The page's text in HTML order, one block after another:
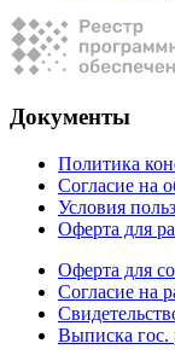
Документы
Политика
Согласие на
Условия
Оферта для
Оферта для
Согласие на
Выписка